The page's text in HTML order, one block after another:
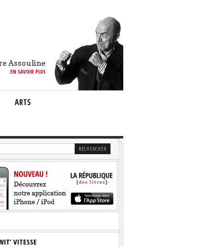
Assouline
EN SAVOIR PLUS
ARTS
VITESSE